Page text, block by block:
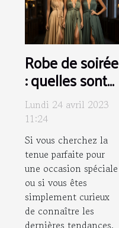
Robe de soirée
: quelles sont
les nouvelles
tendances ?
Lundi 24 avril 2023
11:24
Si vous cherchez la
tenue parfaite pour
une occasion spéciale
ou si vous êtes
simplement curieux
de connaître les
dernières tendances,